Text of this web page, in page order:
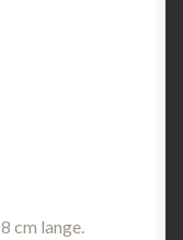
cm lange.